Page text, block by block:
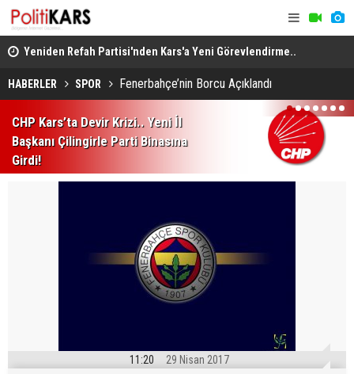
Yeniden Refah Partisi'nden Kars'a Yeni Görevlendirme..
Kazım Şaki İl Başkanı!
HABERLER SPOR Fenerbahçe’nin Borcu Açıklandı
CHP Kars’ta Devir Krizi.. Yeni İl
Başkanı Çilingirle Parti Binasına
Girdi!
1 2 3 4 5 6 7
11:20 29 Nisan 2017